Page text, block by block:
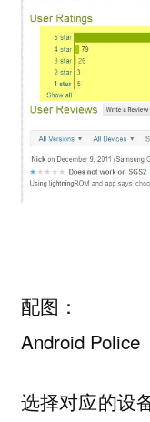
配图：
Android Police
选择对应的设